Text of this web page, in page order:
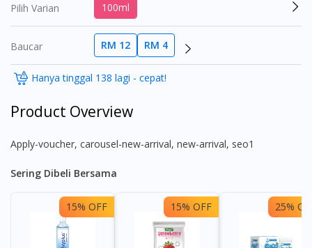
Pilih Varian 100ml
Baucar RM 12 RM 4
Hanya tinggal 138 lagi - cepat!
Product Overview
apply-voucher, carousel-new-arrival, new-arrival, seo1
Sering Dibeli Bersama
15% OFF 15% OFF 25%